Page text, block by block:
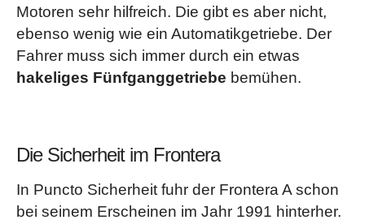
Motoren sehr hilfreich. Die gibt es aber nicht,
ebenso wenig wie ein Automatikgetriebe. Der
Fahrer muss sich immer durch ein etwas
hakeliges Fünfganggetriebe bemühen.
Die Sicherheit im Frontera
In Puncto Sicherheit fuhr der Frontera A schon
bei seinem Erscheinen im Jahr 1991 hinterher.